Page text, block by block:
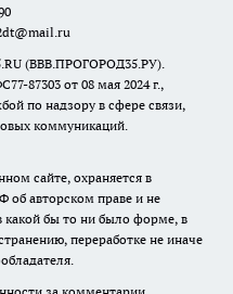
(ВВВ.ПРОГОРОД35.РУ).
87303 от 08 мая 2024 г.,
по надзору в сфере связи,
коммуникаций.
сайте, охраняется в
об авторском праве и не
бы то ни было форме, в
переработке не иначе